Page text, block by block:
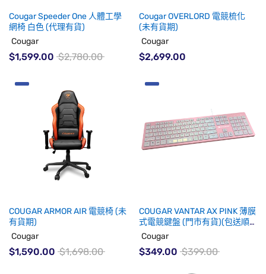
Cougar Speeder One 人體工學
網椅 白色 (代理有貨)
Cougar
$1,599.00 $2,780.00
Cougar OVERLORD 電競梳化
(未有貨期)
Cougar
$2,699.00
COUGAR ARMOR AIR 電競椅 (未
有貨期)
Cougar
$1,590.00 $1,698.00
COUGAR VANTAR AX PINK 薄膜
式電競鍵盤 (門市有貨)(包送順
豐站)
Cougar
$349.00 $399.00